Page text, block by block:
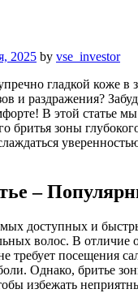
2025 by vse_investor
гладкой коже в
и раздражения?
В этой статье
бритья зоны
–
доступных и
волос. В отличие
требует посещения
Однако, бритье
избежать